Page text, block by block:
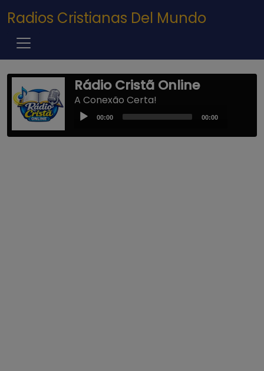
Pasar al contenido principal
Radios Cristianas Del Mundo
Rádio Cristã Online
A Conexão Certa!
Audio00:00 00:00